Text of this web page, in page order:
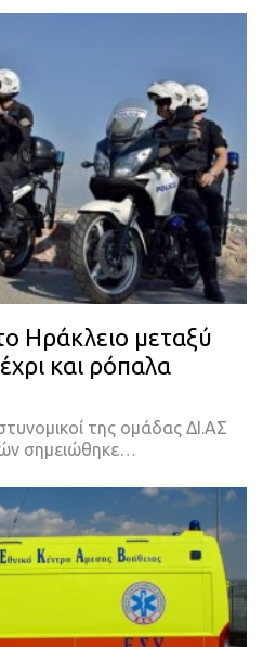
Ηράκλειο μεταξύ
και ρόπαλα
της ομάδας ΔΙ.ΑΣ
σημειώθηκε…